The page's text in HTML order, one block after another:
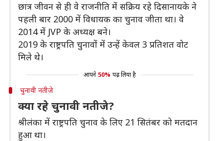
छात्र जीवन से ही वे राजनीति में सक्रिय रहे दिसानायके ने
पहली बार 2000 में विधायक का चुनाव जीता था। वे
2014 में JVP के अध्यक्ष बने।
2019 के राष्ट्रपति चुनावों में उन्हें केवल 3 प्रतिशत वोट
मिले थे।
आपने 50% पढ़ लिया है
चुनावी नतीजे
क्या रहे चुनावी नतीजे?
श्रीलंका में राष्ट्रपति चुनाव के लिए 21 सितंबर को मतदान
हुआ था।